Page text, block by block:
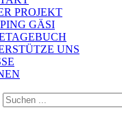
PROJEKT
GÄSI
UNS